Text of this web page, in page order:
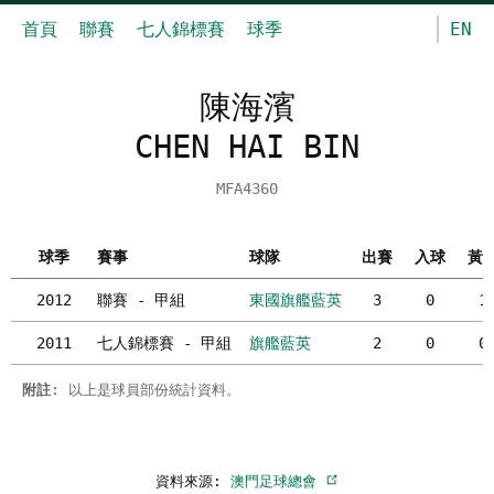
首頁 聯賽 七人錦標賽 球季 EN
陳海濱
CHEN HAI BIN
MFA4360
球季 賽事 球隊 出賽 入球 黃
2012 聯賽 - 甲組 東國旗艦藍英 3 0 1
2011 七人錦標賽 - 甲組 旗艦藍英 2 0 0
附註 : 以上是球員部份統計資料。
資料來源: 澳門足球總會